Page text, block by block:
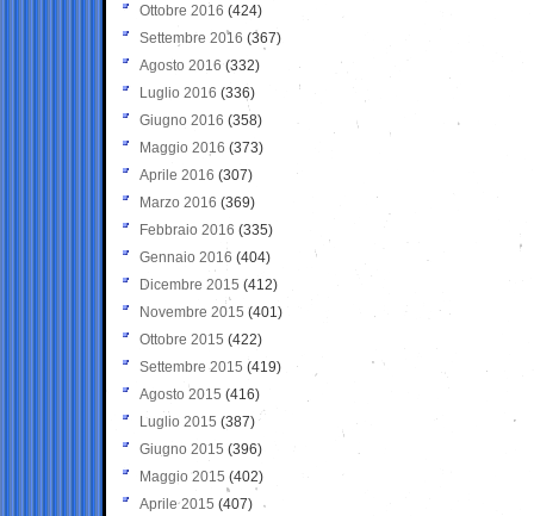
Ottobre 2016 (424)
Settembre 2016 (367)
Agosto 2016 (332)
Luglio 2016 (336)
Giugno 2016 (358)
Maggio 2016 (373)
Aprile 2016 (307)
Marzo 2016 (369)
Febbraio 2016 (335)
Gennaio 2016 (404)
Dicembre 2015 (412)
Novembre 2015 (401)
Ottobre 2015 (422)
Settembre 2015 (419)
Agosto 2015 (416)
Luglio 2015 (387)
Giugno 2015 (396)
Maggio 2015 (402)
Aprile 2015 (407)